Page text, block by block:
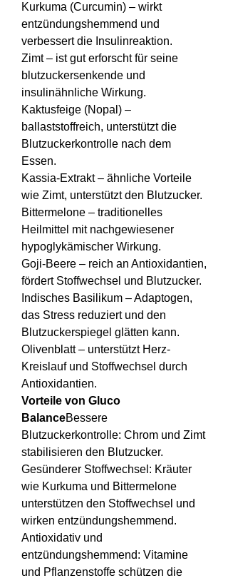
Kurkuma (Curcumin) – wirkt
entzündungshemmend und
verbessert die Insulinreaktion.
Zimt – ist gut erforscht für seine
blutzuckersenkende und
insulinähnliche Wirkung.
Kaktusfeige (Nopal) –
ballaststoffreich, unterstützt die
Blutzuckerkontrolle nach dem
Essen.
Kassia-Extrakt – ähnliche Vorteile
wie Zimt, unterstützt den Blutzucker.
Bittermelone – traditionelles
Heilmittel mit nachgewiesener
hypoglykämischer Wirkung.
Goji-Beere – reich an Antioxidantien,
fördert Stoffwechsel und Blutzucker.
Indisches Basilikum – Adaptogen,
das Stress reduziert und den
Blutzuckerspiegel glätten kann.
Olivenblatt – unterstützt Herz-
Kreislauf und Stoffwechsel durch
Antioxidantien.
Vorteile von Gluco
BalanceBessere
Blutzuckerkontrolle: Chrom und Zimt
stabilisieren den Blutzucker.
Gesünderer Stoffwechsel: Kräuter
wie Kurkuma und Bittermelone
unterstützen den Stoffwechsel und
wirken entzündungshemmend.
Antioxidativ und
entzündungshemmend: Vitamine
und Pflanzenstoffe schützen die